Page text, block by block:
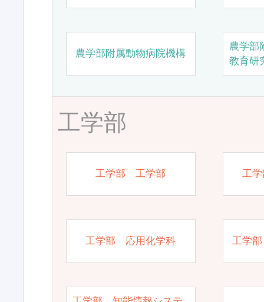
農学部附属動物病院機構
農学部
教育研
工学部
工学部 工学部 工
工学部 応用化学科 工学